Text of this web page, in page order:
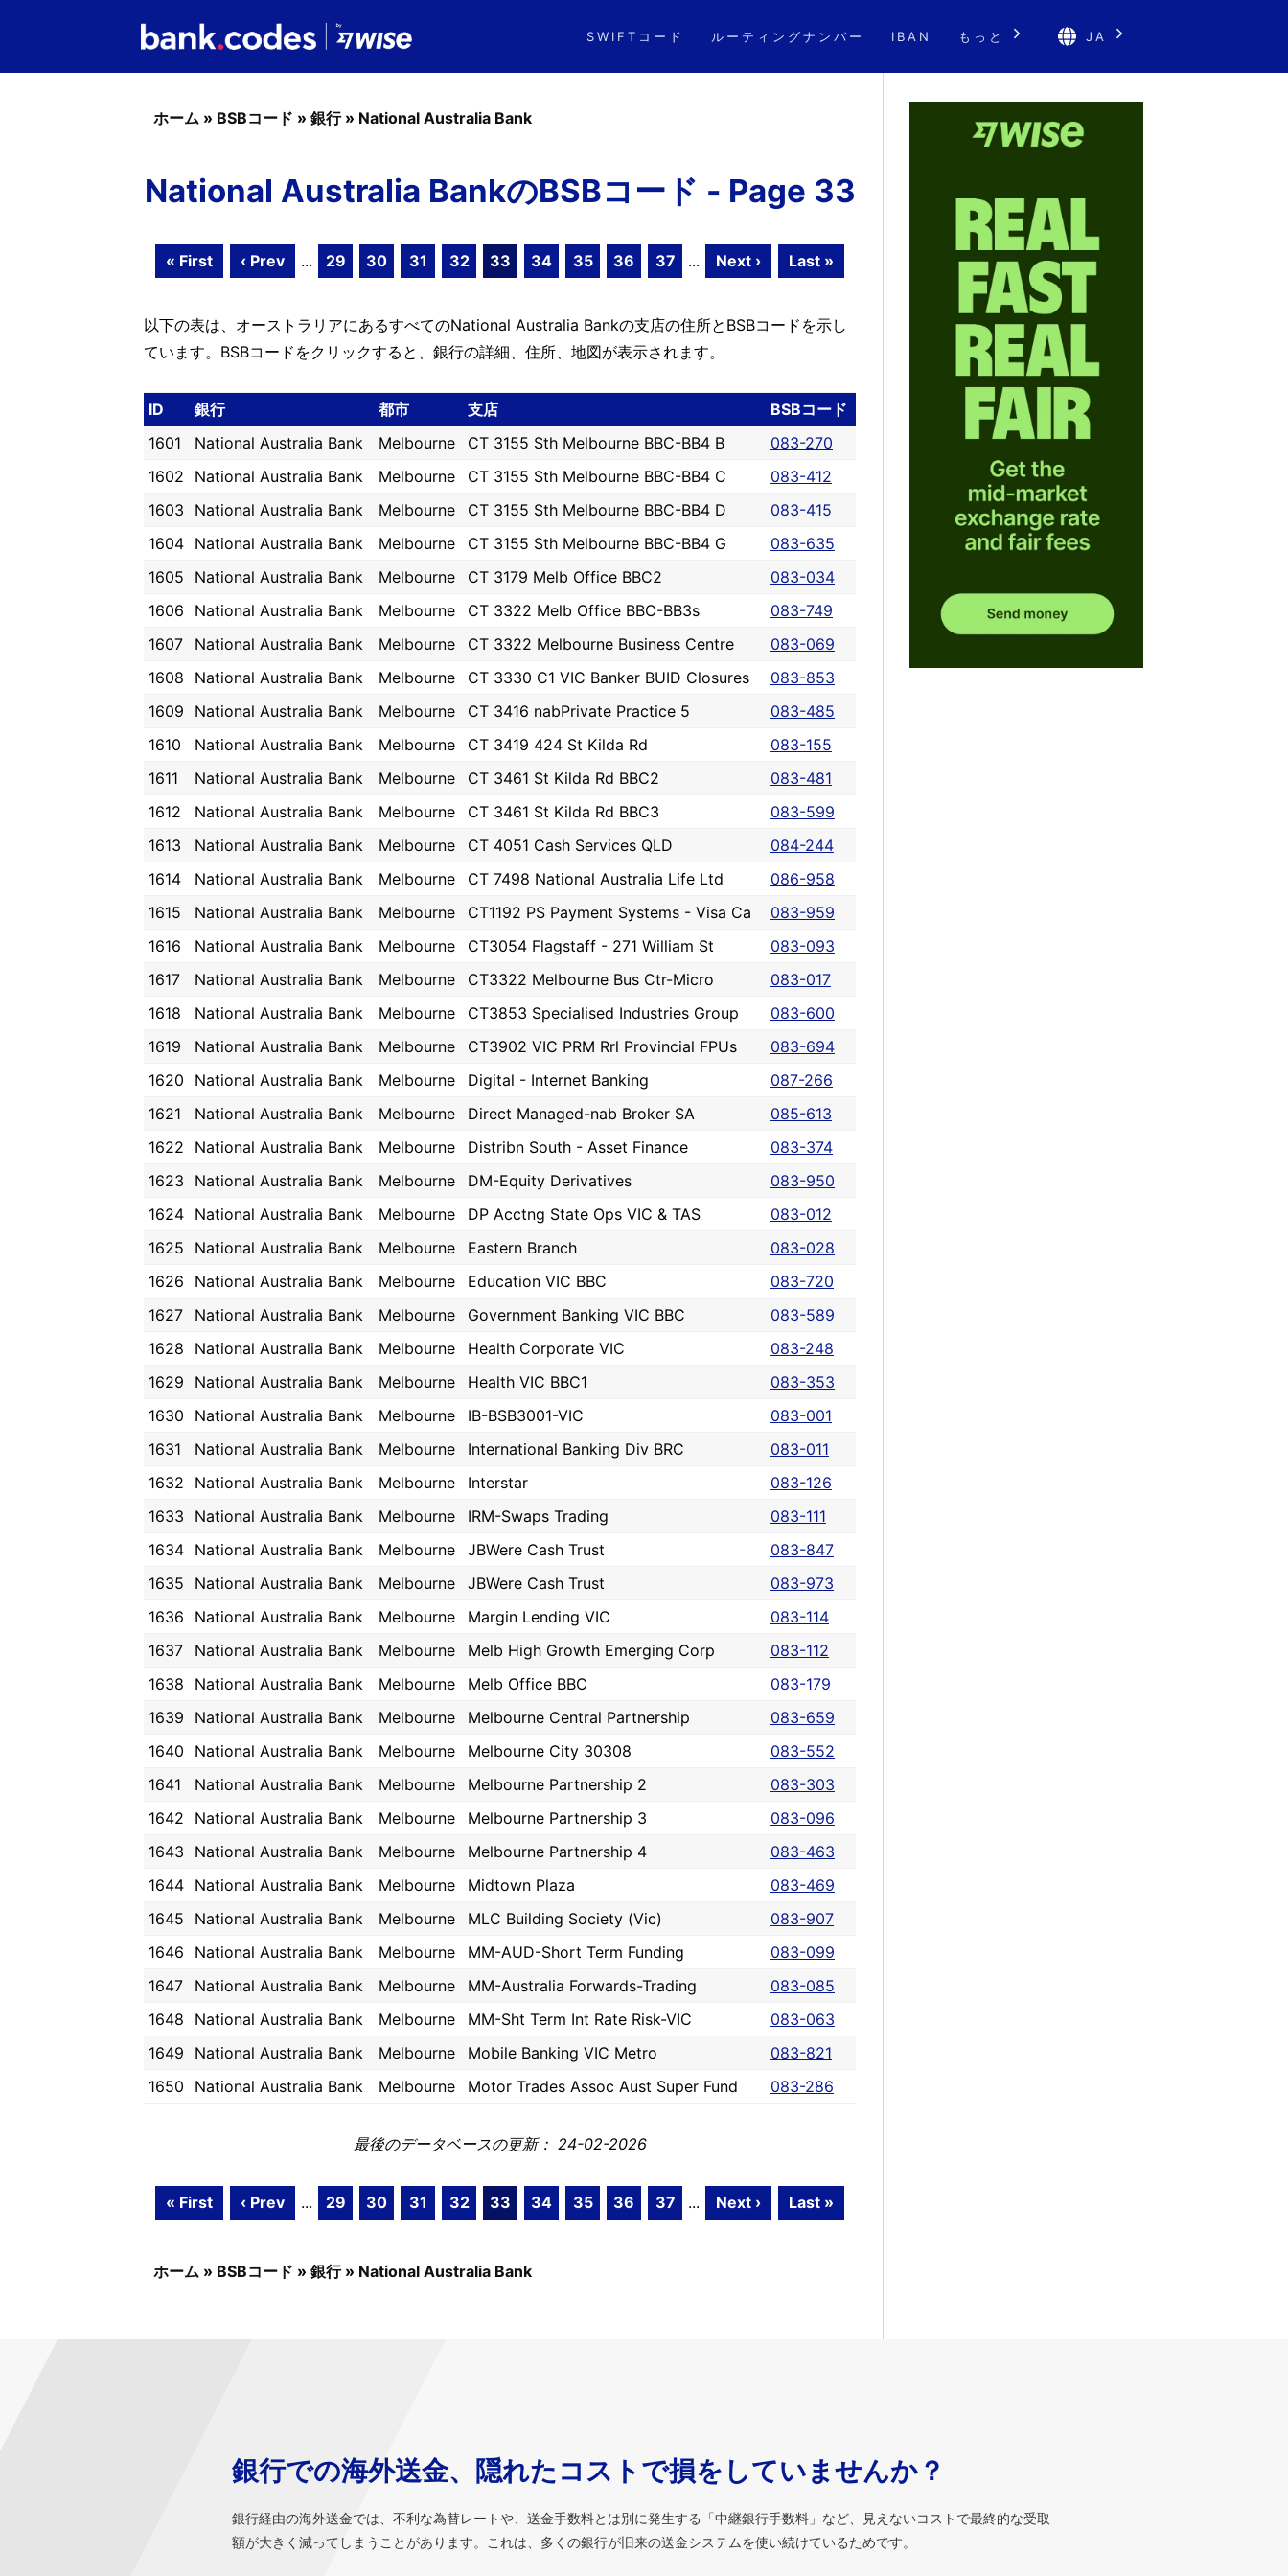
SWIFTコード ルーティングナンバー IBAN もっと JA
ホーム » BSBコード » 銀行» National Australia Bank
National Australia BankのBSBコード - Page 33
« First ‹ Prev ... 29 30 31 32 33 34 35 36 37 ... Next › Last »
以下の表は、オーストラリアにあるすべてのNational Australia Bankの支店の住所とBSBコードを示し
ています。BSBコードをクリックすると、銀行の詳細、住所、地図が表示されます。
ID 銀行 都市 支店
BSBコード
1601
National Australia Bank Melbourne CT 3155 Sth Melbourne BBC-BB4 B
083-270
1602
National Australia Bank Melbourne CT 3155 Sth Melbourne BBC-BB4 C
083-412
1603
National Australia Bank Melbourne CT 3155 Sth Melbourne BBC-BB4 D
083-415
1604 National Australia Bank Melbourne CT 3155 Sth Melbourne BBC-BB4 G
083-635
1605
National Australia Bank Melbourne CT 3179 Melb Office BBC2
083-034
1606
National Australia Bank Melbourne CT 3322 Melb Office BBC-BB3s
083-749
1607
National Australia Bank Melbourne CT 3322 Melbourne Business Centre
083-069
1608
National Australia Bank Melbourne CT 3330 C1 VIC Banker BUID Closures
083-853
1609
National Australia Bank Melbourne CT 3416 nabPrivate Practice 5
083-485
1610
National Australia Bank Melbourne CT 3419 424 St Kilda Rd
083-155
1611
National Australia Bank Melbourne CT 3461 St Kilda Rd BBC2
083-481
1612
National Australia Bank Melbourne CT 3461 St Kilda Rd BBC3
083-599
1613
National Australia Bank Melbourne CT 4051 Cash Services QLD
084-244
1614
National Australia Bank Melbourne CT 7498 National Australia Life Ltd
086-958
1615
National Australia Bank Melbourne CT1192 PS Payment Systems - Visa Ca
083-959
1616
National Australia Bank Melbourne CT3054 Flagstaff - 271 William St
083-093
1617
National Australia Bank Melbourne CT3322 Melbourne Bus Ctr-Micro
083-017
1618
National Australia Bank Melbourne CT3853 Specialised Industries Group
083-600
1619
National Australia Bank Melbourne CT3902 VIC PRM Rrl Provincial FPUs
083-694
1620
National Australia Bank Melbourne Digital - Internet Banking
087-266
1621
National Australia Bank Melbourne Direct Managed-nab Broker SA
085-613
1622
National Australia Bank Melbourne Distribn South - Asset Finance
083-374
1623
National Australia Bank Melbourne DM-Equity Derivatives
083-950
1624 National Australia Bank Melbourne DP Acctng State Ops VIC & TAS
083-012
1625
National Australia Bank Melbourne Eastern Branch
083-028
1626
National Australia Bank Melbourne Education VIC BBC
083-720
1627
National Australia Bank Melbourne Government Banking VIC BBC
083-589
1628
National Australia Bank Melbourne Health Corporate VIC
083-248
1629
National Australia Bank Melbourne Health VIC BBC1
083-353
1630
National Australia Bank Melbourne IB-BSB3001-VIC
083-001
1631
National Australia Bank Melbourne International Banking Div BRC
083-011
1632
National Australia Bank Melbourne Interstar
083-126
1633
National Australia Bank Melbourne IRM-Swaps Trading
083-111
1634 National Australia Bank Melbourne JBWere Cash Trust
083-847
1635
National Australia Bank Melbourne JBWere Cash Trust
083-973
1636
National Australia Bank Melbourne Margin Lending VIC
083-114
1637
National Australia Bank Melbourne Melb High Growth Emerging Corp
083-112
1638
National Australia Bank Melbourne Melb Office BBC
083-179
1639
National Australia Bank Melbourne Melbourne Central Partnership
083-659
1640
National Australia Bank Melbourne Melbourne City 30308
083-552
1641
National Australia Bank Melbourne Melbourne Partnership 2
083-303
1642
National Australia Bank Melbourne Melbourne Partnership 3
083-096
1643
National Australia Bank Melbourne Melbourne Partnership 4
083-463
1644 National Australia Bank Melbourne Midtown Plaza
083-469
1645
National Australia Bank Melbourne MLC Building Society (Vic)
083-907
1646
National Australia Bank Melbourne MM-AUD-Short Term Funding
083-099
1647
National Australia Bank Melbourne MM-Australia Forwards-Trading
083-085
1648
National Australia Bank Melbourne MM-Sht Term Int Rate Risk-VIC
083-063
1649
National Australia Bank Melbourne Mobile Banking VIC Metro
083-821
1650
National Australia Bank Melbourne Motor Trades Assoc Aust Super Fund 083-286
最後のデータベースの更新： 24-02-2026
« First ‹ Prev ... 29 30 31 32 33 34 35 36 37 ... Next › Last »
ホーム » BSBコード » 銀行» National Australia Bank
銀行での海外送金、隠れたコストで損をしていませんか？
銀行経由の海外送金では、不利な為替レートや、送金手数料とは別に発生する「中継銀行手数料」など、見えないコストで最終的な受取
額が大きく減ってしまうことがあります。これは、多くの銀行が旧来の送金システムを使い続けているためです。